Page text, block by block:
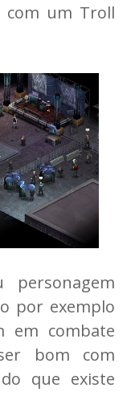
com um Troll
por exemplo
em combate
bom com
que existe